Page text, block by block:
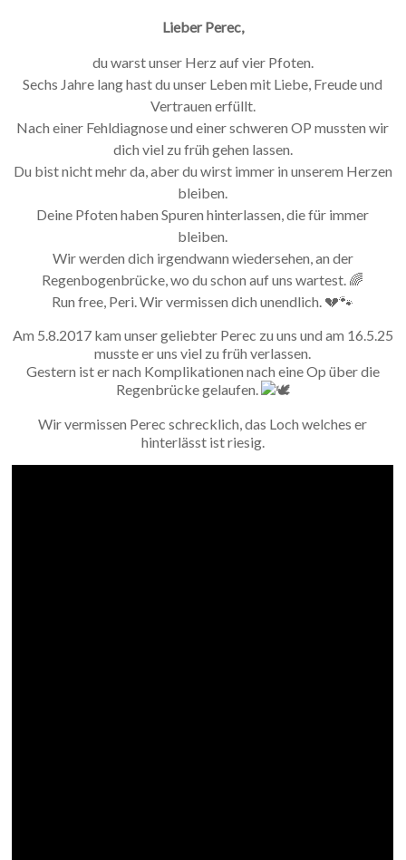
Lieber Perec,
du warst unser Herz auf vier Pfoten.
Sechs Jahre lang hast du unser Leben mit Liebe, Freude und
Vertrauen erfüllt.
Nach einer Fehldiagnose und einer schweren OP mussten wir
dich viel zu früh gehen lassen.
Du bist nicht mehr da, aber du wirst immer in unserem Herzen
bleiben.
Deine Pfoten haben Spuren hinterlassen, die für immer
bleiben.
Wir werden dich irgendwann wiedersehen, an der
Regenbogenbrücke, wo du schon auf uns wartest. 🌈
Run free, Peri. Wir vermissen dich unendlich. 💔🐾
Am 5.8.2017 kam unser geliebter Perec zu uns und am 16.5.25
musste er uns viel zu früh verlassen.
Gestern ist er nach Komplikationen nach eine Op über die
Regenbrücke gelaufen.
Wir vermissen Perec schrecklich, das Loch welches er
hinterlässt ist riesig.